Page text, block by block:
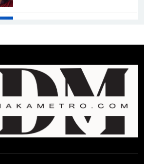
প্রথম শ্রেণি ছাড়া অন্য সব শ্রেণিতে
হবে ভর্তি পরীক্ষা: শিক্ষা মন্ত্রণালয়
কাউকে অসম্মান করতে নয়,
জনগনের অধিকার আদায়ে এসেছিঃ
জামাতের আমির